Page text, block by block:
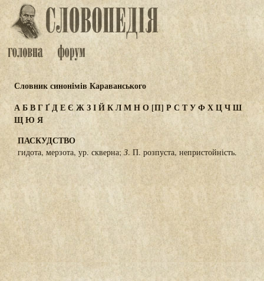
Словник синонімів Караванського
АБВГҐДЕЄ ЖЗІЙКЛМНО[П] Р С ТУФХЦЧШ
ЩЮ Я
ПАСКУДСТВО
гидота, мерзота, ур. скверна;З. П. розпуста, непристойність.